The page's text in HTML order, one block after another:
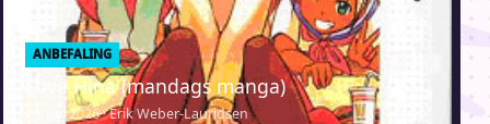
ANBEFALING
Love Hina (mandags manga)
20. juli 2026 · Erik Weber-Lauridsen